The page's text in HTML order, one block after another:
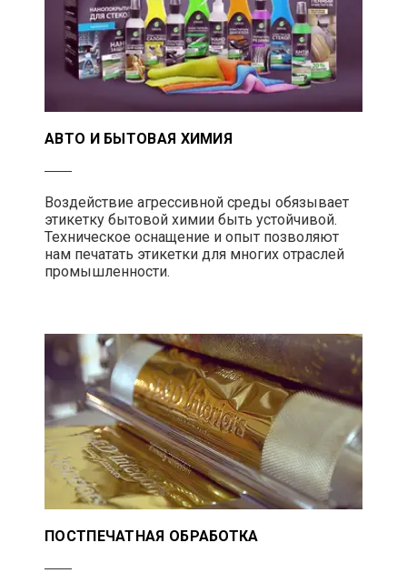
АВТО И БЫТОВАЯ ХИМИЯ
Воздействие агрессивной среды обязывает
этикетку бытовой химии быть устойчивой.
Техническое оснащение и опыт позволяют
нам печатать этикетки для многих отраслей
промышленности.
ПОСТПЕЧАТНАЯ ОБРАБОТКА